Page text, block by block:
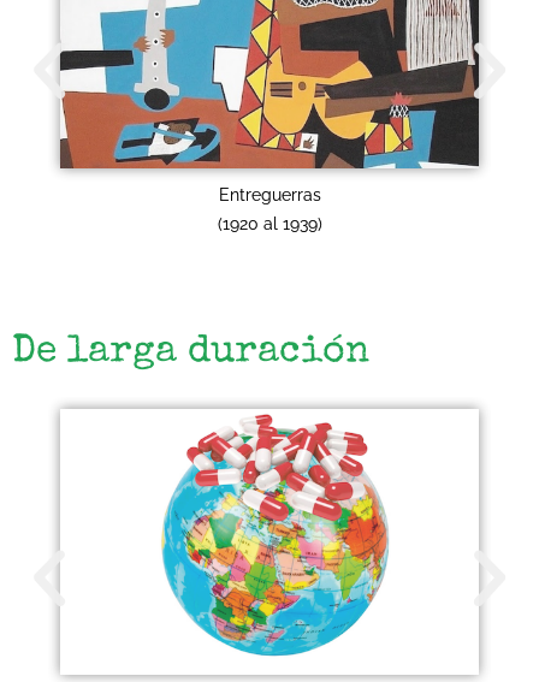
Entreguerras
(1920 al 1939)
De larga duración